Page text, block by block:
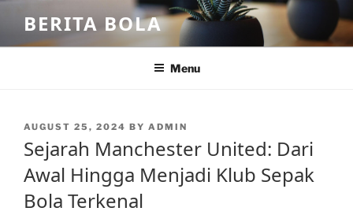
content
BERITA BOLA
Menu
POSTED
AUGUST 25, 2024 BY ADMIN
Sejarah Manchester United: Dari
Awal Hingga Menjadi Klub Sepak
Bola Terkenal